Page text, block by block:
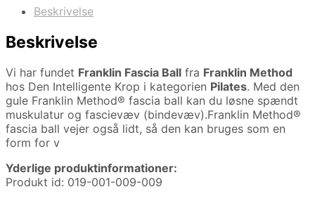
Beskrivelse
Beskrivelse
Vi har fundet Franklin Fascia Ball fra Franklin Method
hos Den Intelligente Krop i kategorien Pilates. Med den
gule Franklin Method® fascia ball kan du løsne spændt
muskulatur og fascievæv (bindevæv).Franklin Method®
fascia ball vejer også lidt, så den kan bruges som en
form for v
Yderlige produktinformationer:
Produkt id: 019-001-009-009